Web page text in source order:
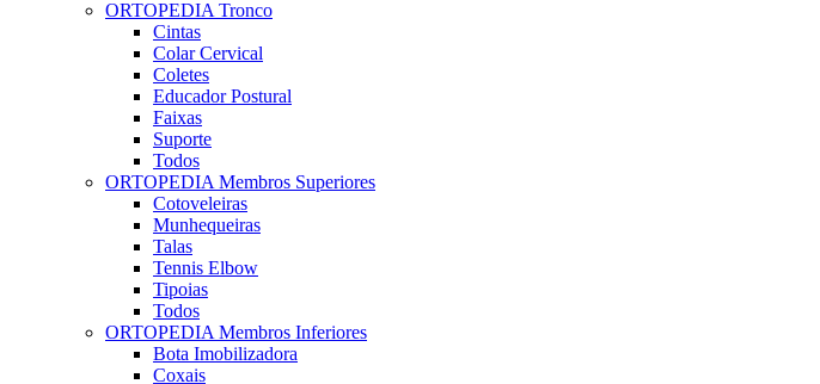
ORTOPEDIA Tronco
Cintas
Colar Cervical
Coletes
Educador Postural
Faixas
Suporte
Todos
ORTOPEDIA Membros Superiores
Cotoveleiras
Munhequeiras
Talas
Tennis Elbow
Tipoias
Todos
ORTOPEDIA Membros Inferiores
Bota Imobilizadora
Coxais